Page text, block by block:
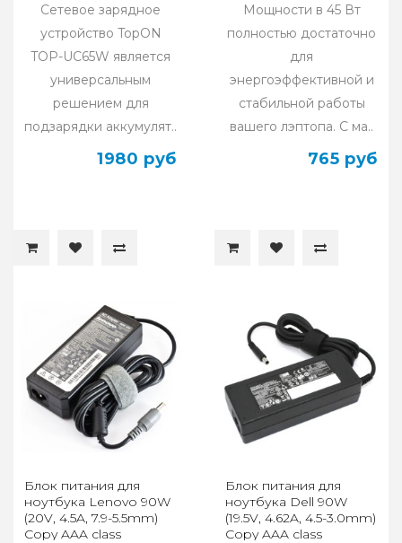
Сетевое зарядное
устройство TopON
TOP-UC65W является
универсальным
решением для
подзарядки аккумулят..
1980 руб
Мощности в 45 Вт
полностью достаточно
для
энергоэффективной и
стабильной работы
вашего лэптопа. С ма..
765 руб
Блок питания для
ноутбука Lenovo 90W
(20V, 4.5A, 7.9-5.5mm)
Copy AAA class
Блок питания для
ноутбука Dell 90W
(19.5V, 4.62A, 4.5-3.0mm)
Copy AAA class